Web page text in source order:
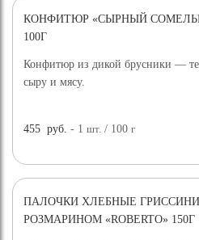
КОНФИТЮР «СЫРНЫЙ
100Г
Конфитюр из дикой брусники —
сыру и мясу.
455 руб. - 1шт. / 100г
ПАЛОЧКИ ХЛЕБНЫЕ
РОЗМАРИНОМ «ROBERTO» 150Г